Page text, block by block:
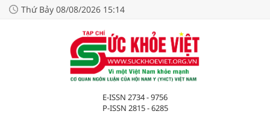
Thứ Bảy 08/08/2026 15:14
E-ISSN 2734 - 9756
P-ISSN 2815 - 6285